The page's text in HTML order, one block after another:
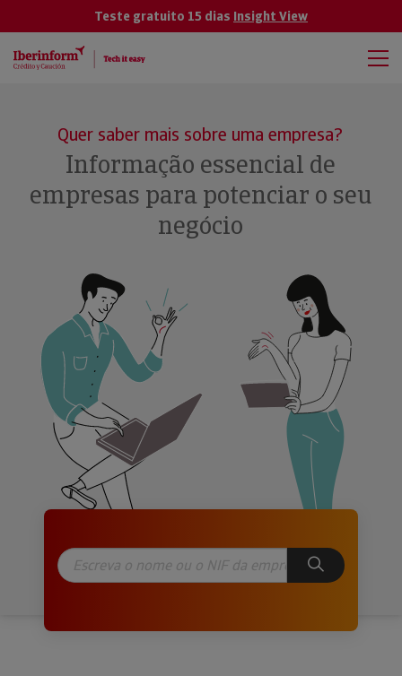
Teste gratuito 15 dias Insight View
Quer saber mais sobre uma empresa?
Informação essencial de
empresas para potenciar o seu
negócio